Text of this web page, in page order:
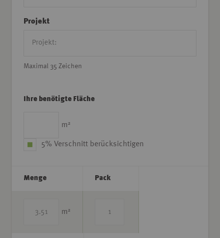
Projekt
Maximal 35 Zeichen
Ihre benötigte Fläche
m 2
5% Verschnitt berücksichtigen
Menge
m 2
Pack